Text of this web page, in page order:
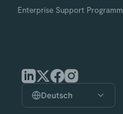
Enterprise Support Programm
Deutsch